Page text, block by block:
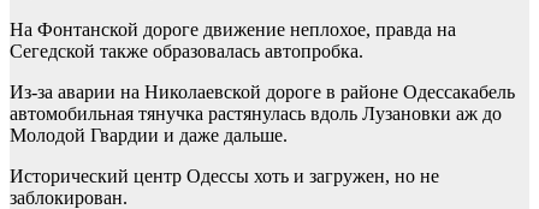
На Фонтанской дороге движение неплохое, правда на
Сегедской также образовалась автопробка.
Из-за аварии на Николаевской дороге в районе Одессакабель
автомобильная тянучка растянулась вдоль Лузановки аж до
Молодой Гвардии и даже дальше.
Исторический центр Одессы хоть и загружен, но не
заблокирован.